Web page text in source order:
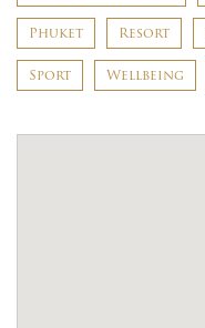
Phuket Resort
Sport Wellbeing